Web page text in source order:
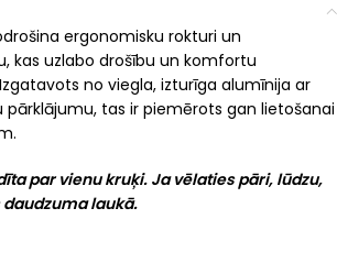
ergonomisku rokturi un
kas uzlabo drošību un komfortu
no viegla, izturīga alumīnija ar
pārklājumu, tas ir piemērots gan lietošanai
par vienu kruķi. Ja vēlaties pāri, lūdzu,
laukā.